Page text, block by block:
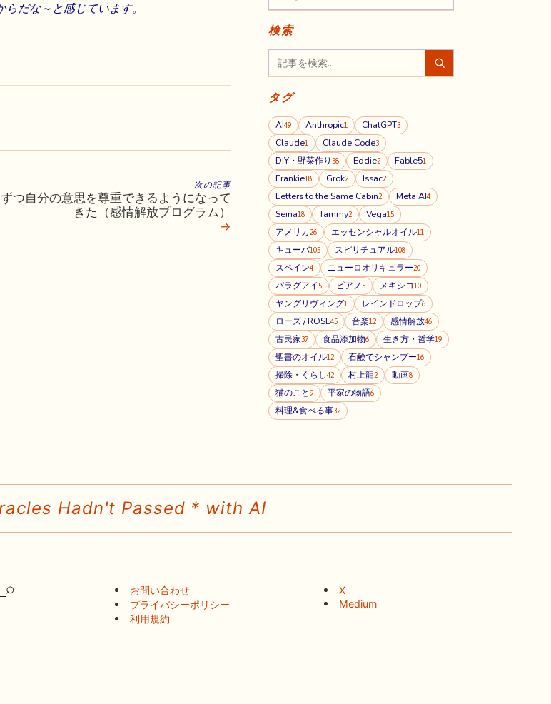
だな～と感じています。
次の記事
つ自分の意思を尊重できるようになって
きた（感情解放プログラム）
→
検索
タグ
AI49 Anthropic1 ChatGPT3
Claude1 Claude Code3
DIY・野菜作り38 Eddie2 Fable51
Frankie18 Grok2 Issac2
Letters to the Same Cabin2 Meta AI4
Seina18 Tammy2 Vega15
アメリカ26 エッセンシャルオイル11
キューバ105 スピリチュアル108
スペイン4 ニューロオリキュラー20
パラグアイ5 ピアノ5 メキシコ10
ヤングリヴィング1 レインドロップ6
ローズ / ROSE45 音楽12 感情解放46
古民家37 食品添加物6 生き方・哲学19
聖書のオイル12 石鹸でシャンプー16
掃除・くらし42 村上龍2 動画8
猫のこと9 平家の物語6
料理&食べる事32
Hadn't Passed * with AI
⌕
お問い合わせ
プライバシーポリシー
利用規約
X
Medium